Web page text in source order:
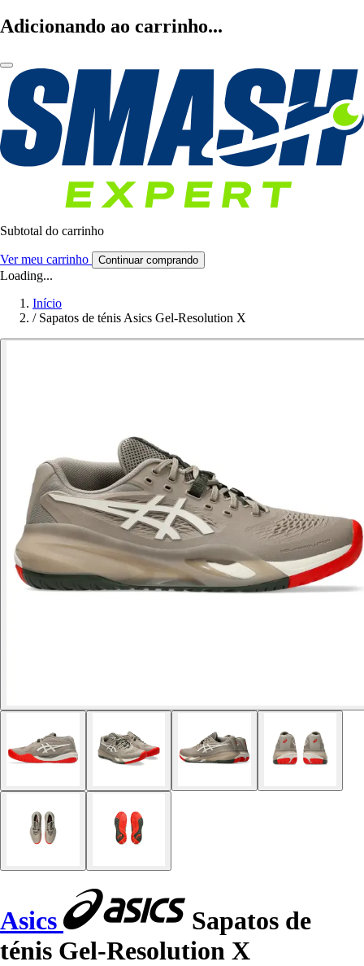
Adicionando ao carrinho...
Subtotal do carrinho
Ver meu carrinho Continuar comprando
Loading...
Início
/ Sapatos de ténis Asics Gel-Resolution X
Asics
Sapatos de
ténis Gel-Resolution X